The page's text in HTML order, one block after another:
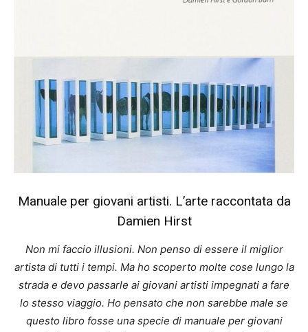
Manuale per giovani artisti. L’arte raccontata da
Damien Hirst
Non mi faccio illusioni. Non penso di essere il miglior
artista di tutti i tempi. Ma ho scoperto molte cose lungo la
strada e devo passarle ai giovani artisti impegnati a fare
lo stesso viaggio. Ho pensato che non sarebbe male se
questo libro fosse una specie di manuale per giovani